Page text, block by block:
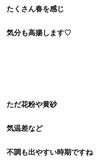
たくさん春を感じ
気分も高揚します♡
ただ花粉や黄砂
気温差など
不調も出やすい時期ですね